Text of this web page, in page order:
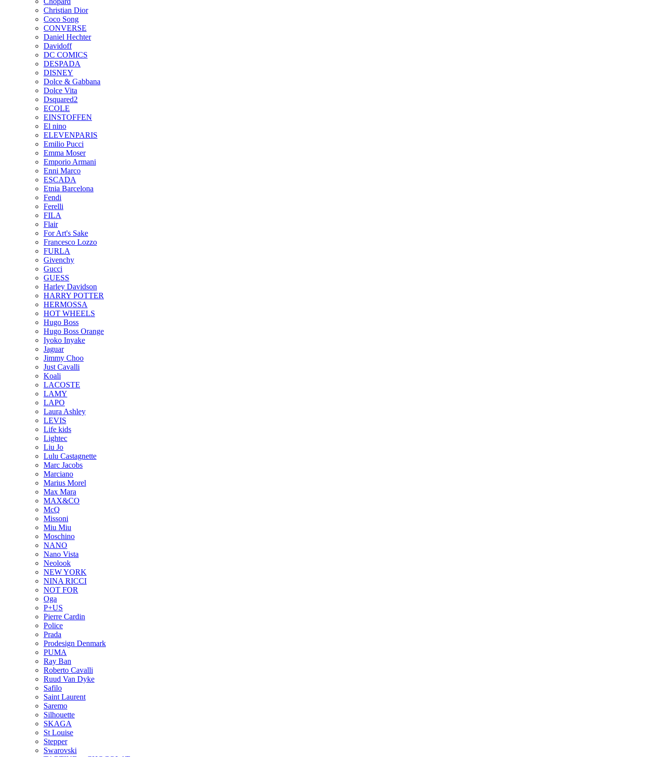
Christian Dior
Coco Song
CONVERSE
Daniel Hechter
Davidoff
DC COMICS
DESPADA
DISNEY
Dolce & Gabbana
Dolce Vita
Dsquared2
ECOLE
EINSTOFFEN
El nino
ELEVENPARIS
Emilio Pucci
Emma Moser
Emporio Armani
Enni Marco
ESCADA
Etnia Barcelona
Fendi
Ferelli
FILA
Flair
For Art's Sake
Francesco Lozzo
FURLA
Givenchy
Gucci
GUESS
Harley Davidson
HARRY POTTER
HERMOSSA
HOT WHEELS
Hugo Boss
Hugo Boss Orange
Iyoko Inyake
Jaguar
Jimmy Choo
Just Cavalli
Koali
LACOSTE
LAMY
LAPO
Laura Ashley
LEVIS
Life kids
Lightec
Liu Jo
Lulu Castagnette
Marc Jacobs
Marciano
Marius Morel
Max Mara
MAX&CO
McQ
Missoni
Miu Miu
Moschino
NANO
Nano Vista
Neolook
NEW YORK
NINA RICCI
NOT FOR
Oga
P+US
Pierre Cardin
Police
Prada
Prodesign Denmark
PUMA
Ray Ban
Roberto Cavalli
Ruud Van Dyke
Safilo
Saint Laurent
Saremo
Silhouette
SKAGA
St Louise
Stepper
Swarovski